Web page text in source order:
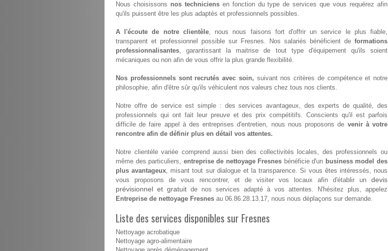
Nous choisissons nos techniciensen fonction du type de services que vous requérez afin
qu'ils puissent être les plus adaptés et professionnels possibles.
A l'écoute de notre clientèle, nous nous faisons fort d'offrir un service le plus fiable,
transparent et professionnel possible sur Fresnes. Nos salariés bénéficient de formations
professionnalisantes, garantissant la maitrise de tout type d'équipement qu'ils soient
mécaniques ou non afin de vous offrir la plus grande flexibilité.
Nos professionnels sont recrutés avec soin, suivant nos critères de compétence et notre
philosophie, afin d'être sûr qu'ils véhiculent nos valeurs chez tous nos clients.
Notre offre de service est simple : des services avantageux, des experts de qualité, des
professionnels qui ont fait leur preuve et des prix compétitifs. Conscients qu'il est parfois
difficile de faire appel à des entreprises d'entretien, nous nous proposons de venir à votre
rencontre afin de définir plus en détail vos attentes.
Notre clientèle variée comprend aussi bien des collectivités locales, des professionnels ou
même des particuliers, entreprise de nettoyage Fresnes bénéficie d'un business model des
plus avantageux, misant tout sur dialogue et la transparence. Si vous êtes intéressés, nous
vous proposons de vous rencontrer, et de visiter vos locaux afin d'établir un devis
prévisionnel et gratuit de nos services adapté à vos attentes. N'hésitez plus, appelez
Entreprise de nettoyage Fresnes au 06.86.28.13.17, nous nous déplaçons sur demande.
Liste des services disponibles sur Fresnes
Nettoyage acrobatique
Nettoyage agro-alimentaire